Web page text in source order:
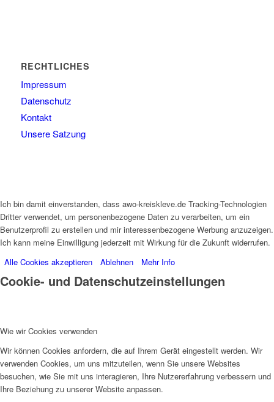
RECHTLICHES
Impressum
Datenschutz
Kontakt
Unsere Satzung
Ich bin damit einverstanden, dass awo-kreiskleve.de Tracking-Technologien
Dritter verwendet, um personenbezogene Daten zu verarbeiten, um ein
Benutzerprofil zu erstellen und mir interessenbezogene Werbung anzuzeigen.
Ich kann meine Einwilligung jederzeit mit Wirkung für die Zukunft widerrufen.
Alle Cookies akzeptieren
Ablehnen Mehr Info
Cookie- und Datenschutzeinstellungen
Wie wir Cookies verwenden
Wir können Cookies anfordern, die auf Ihrem Gerät eingestellt werden. Wir
verwenden Cookies, um uns mitzuteilen, wenn Sie unsere Websites
besuchen, wie Sie mit uns interagieren, Ihre Nutzererfahrung verbessern und
Ihre Beziehung zu unserer Website anpassen.